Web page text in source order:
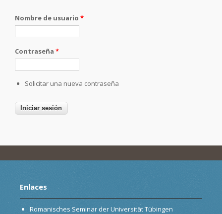
Nombre de usuario *
Contraseña *
Solicitar una nueva contraseña
Enlaces
Romanisches Seminar der Universität Tübingen